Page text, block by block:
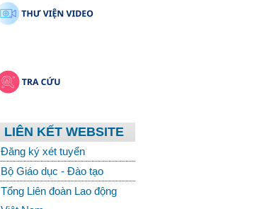
LIÊN KẾT WEBSITE
Đăng ký xét tuyển
Bộ Giáo dục - Đào tạo
Tổng Liên đoàn Lao động